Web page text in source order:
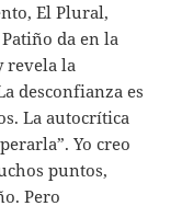
El Plural,
da en la
revela la
desconfianza es
La autocrítica
Yo creo
puntos,
Pero